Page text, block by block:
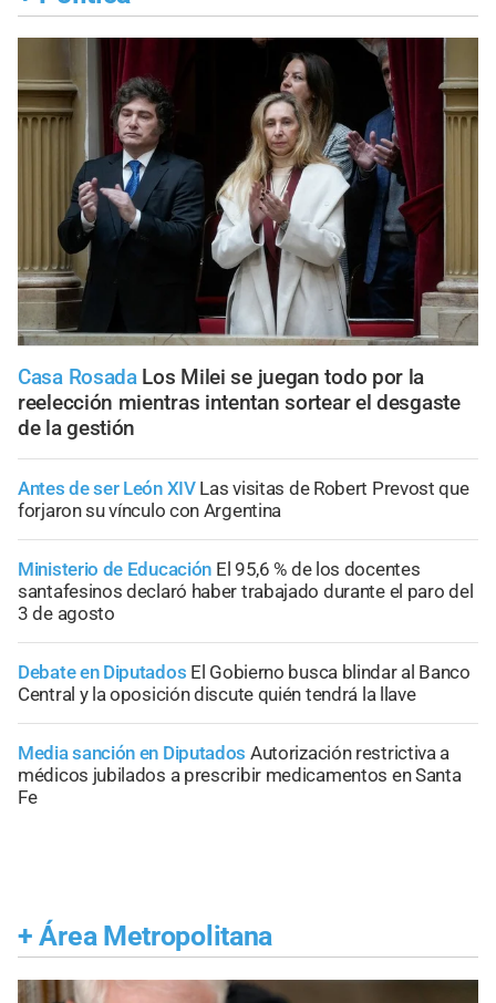
Casa Rosada Los Milei se juegan todo por la
reelección mientras intentan sortear el desgaste
de la gestión
Antes de ser León XIV Las visitas de Robert Prevost que
forjaron su vínculo con Argentina
Ministerio de Educación El 95,6 % de los docentes
santafesinos declaró haber trabajado durante el paro del
3 de agosto
Debate en Diputados El Gobierno busca blindar al Banco
Central y la oposición discute quién tendrá la llave
Media sanción en Diputados Autorización restrictiva a
médicos jubilados a prescribir medicamentos en Santa
Fe
+ Área Metropolitana